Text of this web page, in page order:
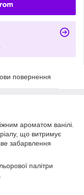
повернення
ароматом ванілі.
що витримує
забарвлення
палітри